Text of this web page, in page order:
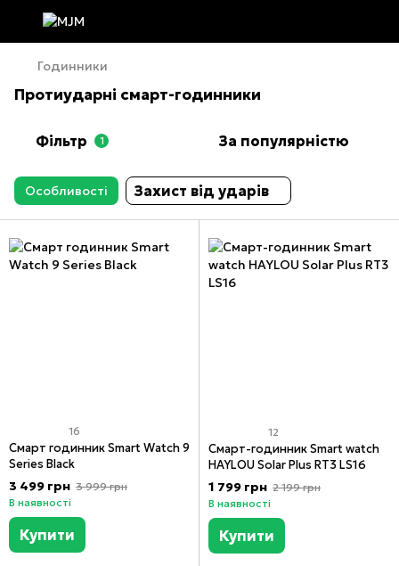
Годинники
Протиударні смарт-годинники
Фільтр 1 За популярністю
Особливості Захист від ударів
16
Смарт годинник Smart Watch 9
Series Black
3 499 грн 3 999 грн
В наявності
Купити
12
Смарт-годинник Smart watch
HAYLOU Solar Plus RT3 LS16
1 799 грн 2 199 грн
В наявності
Купити